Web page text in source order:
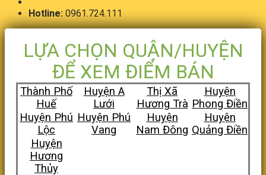
Hotline: 0961.724.111
LỰA CHỌN QUẬN/HUYỆN
ĐỂ XEM ĐIỂM BÁN
Thành Phố
Huế
Huyện A
Lưới
Thị Xã
Hương Trà
Huyện
Phong Điền
Huyện Phú
Lộc
Huyện Phú
Vang
Huyện
Nam Đông
Huyện
Quảng Điền
Huyện
Hương
Thủy